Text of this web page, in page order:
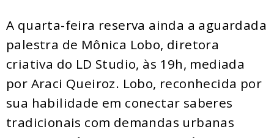
A quarta-feira reserva ainda a aguardada
palestra de Mônica Lobo, diretora
criativa do LD Studio, às 19h, mediada
por Araci Queiroz. Lobo, reconhecida por
sua habilidade em conectar saberes
tradicionais com demandas urbanas